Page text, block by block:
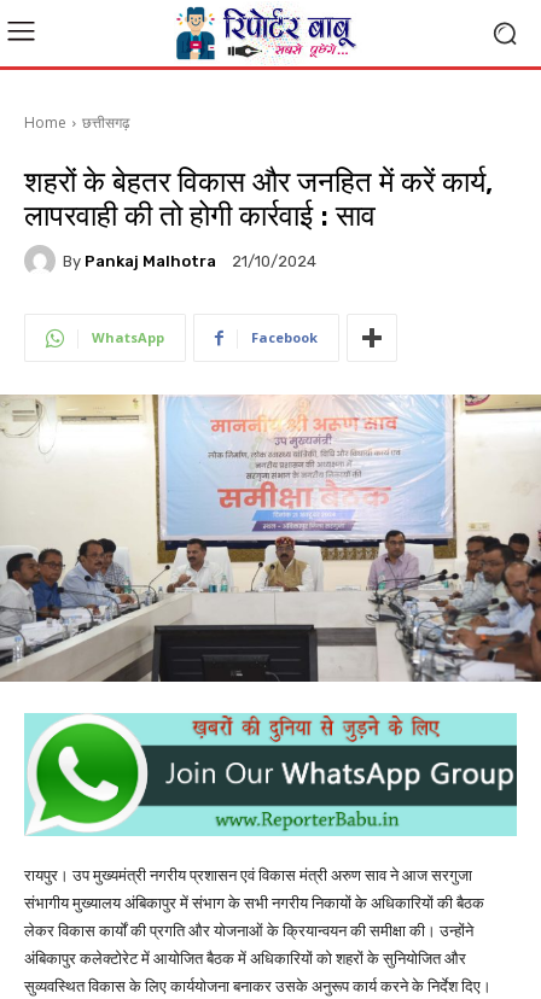
Home छत्तीसगढ़
शहरों के बेहतर विकास और जनहित में करें कार्य,
लापरवाही की तो होगी कार्रवाई : साव
By Pankaj Malhotra 21/10/2024
WhatsApp Facebook
रायपुर। उप मुख्यमंत्री नगरीय प्रशासन एवं विकास मंत्री अरुण साव ने आज सरगुजा
संभागीय मुख्यालय अंबिकापुर में संभाग के सभी नगरीय निकायों के अधिकारियों की बैठक
लेकर विकास कार्यों की प्रगति और योजनाओं के क्रियान्वयन की समीक्षा की। उन्होंने
अंबिकापुर कलेक्टोरेट में आयोजित बैठक में अधिकारियों को शहरों के सुनियोजित और
सुव्यवस्थित विकास के लिए कार्ययोजना बनाकर उसके अनुरूप कार्य करने के निर्देश दिए।